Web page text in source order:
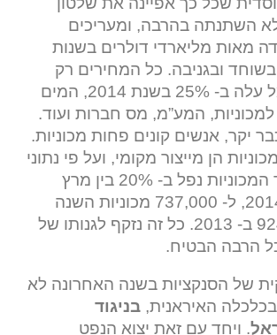
השתנתה בהרבה, ומעריכים
מאות מליארדי דולרים בשנות
ובגניבה. כל המחירים רק
עולים: החשמל עלה ב- 25% בשנת 2014, המים
דלק למכוניות, המע”מ, מס חברות ועוד.
יקר, אנשים קונים פחות מכוניות.
הן מייצור מקומי, ועל פי נתוני
הממשלה יצור המכוניות נפל ב- 20% בין מרץ
2013 למרץ 2014, ל- 737,000 מכוניות השנה
לעומת 924,000 ב- 2013. כל זה נזקף לגנותו של
הרבה הבטיח.
של הסנקציות בשנה האחרונה לא
האיראנית, בניגוד
. ויחד עם זאת יצוא הנפט